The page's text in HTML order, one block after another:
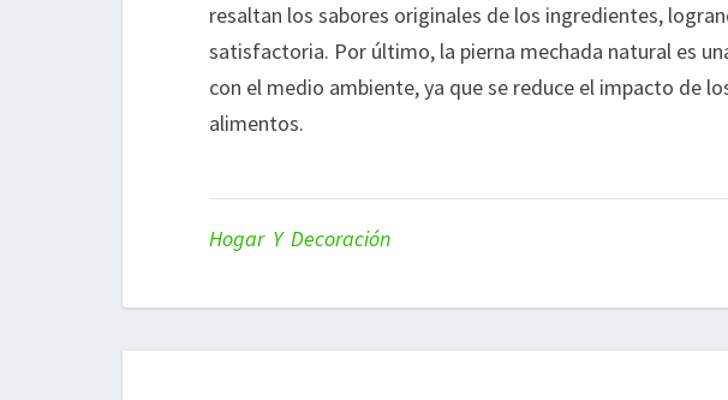
resaltan los sabores originales de los ingredientes,
satisfactoria. Por último, la pierna mechada natural es
con el medio ambiente, ya que se reduce el impacto de
alimentos.
Hogar Y Decoración